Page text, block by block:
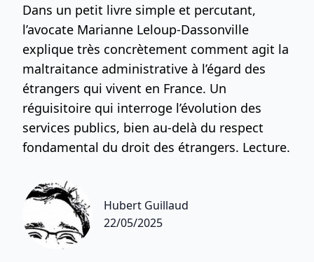
Dans un petit livre simple et percutant,
l’avocate Marianne Leloup-Dassonville
explique très concrètement comment agit la
maltraitance administrative à l’égard des
étrangers qui vivent en France. Un
réguisitoire qui interroge l’évolution des
services publics, bien au-delà du respect
fondamental du droit des étrangers. Lecture.
Hubert Guillaud
22/05/2025